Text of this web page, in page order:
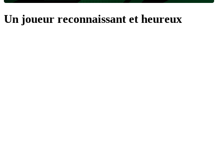
Un joueur reconnaissant et heureux